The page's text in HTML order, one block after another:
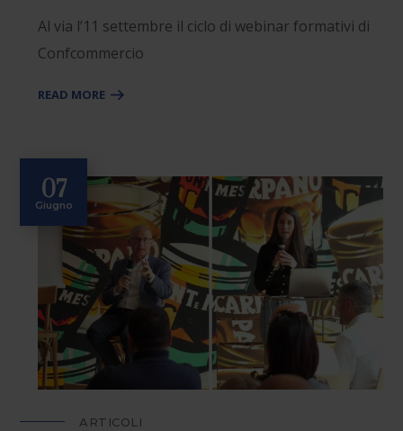
Al via l’11 settembre il ciclo di webinar formativi di
Confcommercio
READ MORE
07
Giugno
ARTICOLI